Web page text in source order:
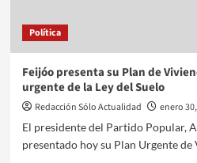
Política
Feijóo presenta su Plan de
urgente de la Ley del Suelo
Redacción Sólo Actualidad enero
El presidente del Partido Popular,
presentado hoy su Plan Urgente de